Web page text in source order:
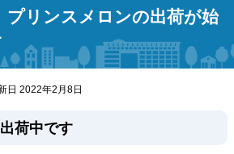
リンスメロンの出荷が始
日 2022年2月8日
荷中です